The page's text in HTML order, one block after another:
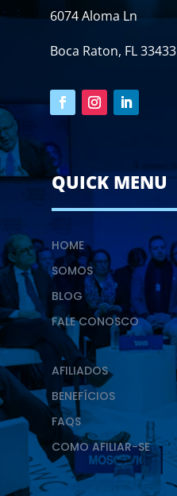
6074 Aloma Ln
Boca Raton, FL 33433
QUICK MENU
HOME
SOMOS
BLOG
FALE CONOSCO
AFILIADOS
BENEFÍCIOS
FAQS
COMO AFILIAR-SE